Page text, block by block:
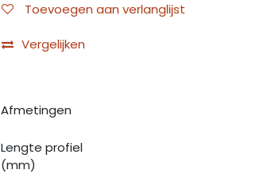
Toevoegen aan verlanglijst
Vergelijken
Afmetingen
Lengte profiel
(mm)